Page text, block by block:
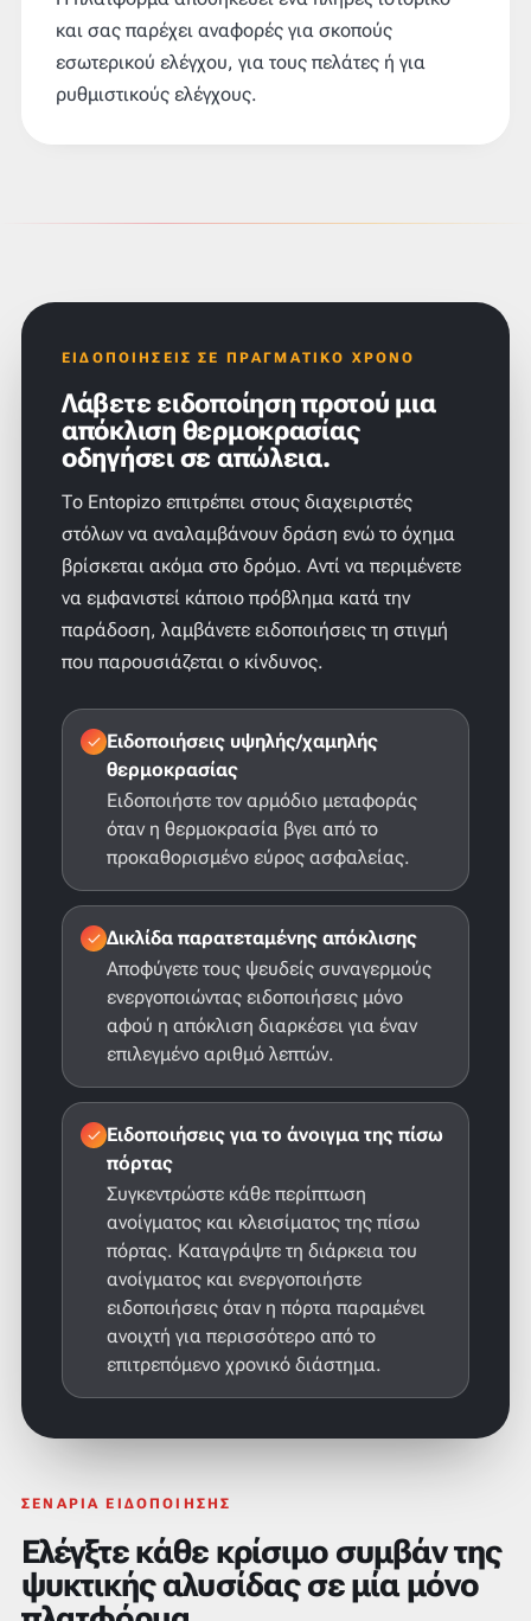
και σας παρέχει αναφορές για σκοπούς
εσωτερικού ελέγχου, για τους πελάτες ή για
ρυθμιστικούς ελέγχους.
ΕΙΔΟΠΟΙΉΣΕΙΣ ΣΕ ΠΡΑΓΜΑΤΙΚΌ ΧΡΌΝΟ
Λάβετε ειδοποίηση προτού μια
απόκλιση θερμοκρασίας
οδηγήσει σε απώλεια.
Το Entopizo επιτρέπει στους διαχειριστές
στόλων να αναλαμβάνουν δράση ενώ το όχημα
βρίσκεται ακόμα στο δρόμο. Αντί να περιμένετε
να εμφανιστεί κάποιο πρόβλημα κατά την
παράδοση, λαμβάνετε ειδοποιήσεις τη στιγμή
που παρουσιάζεται ο κίνδυνος.
Ειδοποιήσεις υψηλής/χαμηλής
θερμοκρασίας
Ειδοποιήστε τον αρμόδιο μεταφοράς
όταν η θερμοκρασία βγει από το
προκαθορισμένο εύρος ασφαλείας.
Δικλίδα παρατεταμένης απόκλισης
Αποφύγετε τους ψευδείς συναγερμούς
ενεργοποιώντας ειδοποιήσεις μόνο
αφού η απόκλιση διαρκέσει για έναν
επιλεγμένο αριθμό λεπτών.
Ειδοποιήσεις για το άνοιγμα της πίσω
πόρτας
Συγκεντρώστε κάθε περίπτωση
ανοίγματος και κλεισίματος της πίσω
πόρτας. Καταγράψτε τη διάρκεια του
ανοίγματος και ενεργοποιήστε
ειδοποιήσεις όταν η πόρτα παραμένει
ανοιχτή για περισσότερο από το
επιτρεπόμενο χρονικό διάστημα.
ΣΕΝΆΡΙΑ ΕΙΔΟΠΟΊΗΣΗΣ
Ελέγξτε κάθε κρίσιμο συμβάν της
ψυκτικής αλυσίδας σε μία μόνο